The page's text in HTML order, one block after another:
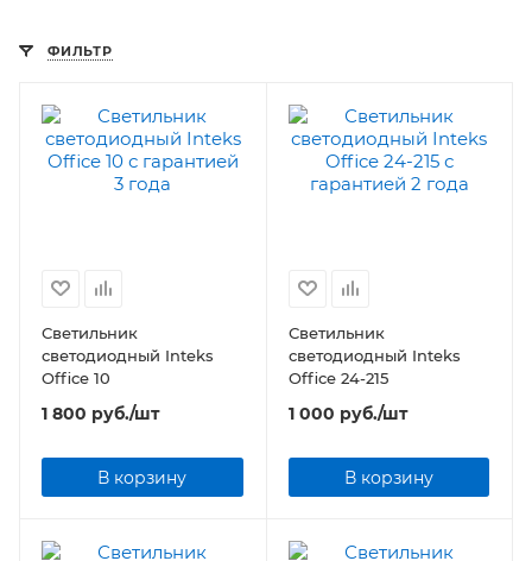
ФИЛЬТР
Светильник
светодиодный Inteks
Office 10
1 800 руб./шт
В корзину
Светильник
светодиодный Inteks
Office 24-215
1 000 руб./шт
В корзину